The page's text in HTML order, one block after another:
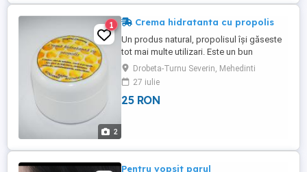
2
1 Crema hidratanta cu propolis
Un produs natural, propolisul îşi găseste
tot mai multe utilizari. Este un bun
stimulator al refacerii ţesuturilor afectate
de răni, tăieturi şi mai ales arsuri,
degerături. Este foarte util în vindecarea
rănilor, precum şi în cicatrizarea
Drobeta-Turnu Severin, Mehedinti
27 iulie
25 RON
Pentru vopsit parul